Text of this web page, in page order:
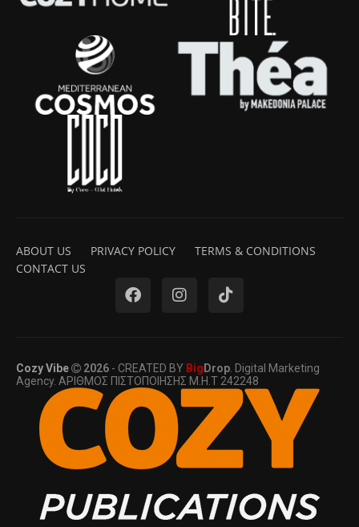
ABOUT US PRIVACY POLICY
TERMS & CONDITIONS
CONTACT US
Cozy Vibe 2026 - CREATED BY Big Drop . Digital Marketing
Agency. ΑΡΙΘΜΟΣ ΠΙΣΤΟΠΟΙΗΣΗΣ Μ.Η.Τ 242248